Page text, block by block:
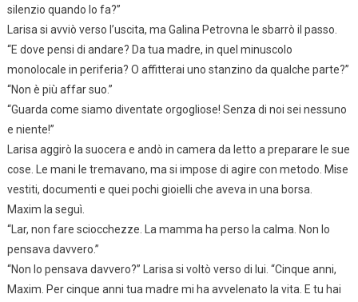
silenzio quando lo fa?”
Larisa si avviò verso l’uscita, ma Galina Petrovna le sbarrò il passo.
“E dove pensi di andare? Da tua madre, in quel minuscolo
monolocale in periferia? O affitterai uno stanzino da qualche parte?”
“Non è più affar suo.”
“Guarda come siamo diventate orgogliose! Senza di noi sei nessuno
e niente!”
Larisa aggirò la suocera e andò in camera da letto a preparare le sue
cose. Le mani le tremavano, ma si impose di agire con metodo. Mise
vestiti, documenti e quei pochi gioielli che aveva in una borsa.
Maxim la seguì.
“Lar, non fare sciocchezze. La mamma ha perso la calma. Non lo
pensava davvero.”
“Non lo pensava davvero?” Larisa si voltò verso di lui. “Cinque anni,
Maxim. Per cinque anni tua madre mi ha avvelenato la vita. E tu hai